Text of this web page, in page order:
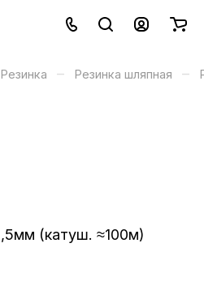
Резинка – Резинка шляпная –